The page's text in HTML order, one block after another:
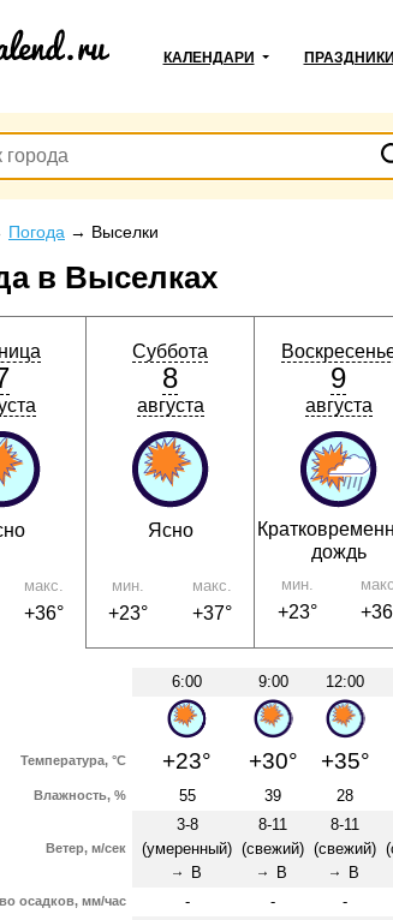
КАЛЕНДАРИ ПРАЗДНИКИ
Погода → Выселки
в Выселках
макс.
+36°
Суббота
8
августа
Ясно
мин.
+23°
макс.
+37°
9
августа
дождь
мин.
+23°
6:00 9:00 12:00
Температура, °C +23° +30° +35°
Влажность, % 55 39 28
Ветер, м/сек
3-8
(умеренный)
↑В
8-11
(свежий)
↑ В
8-11
(свежий)
↑ В
осадков, мм/час - - -